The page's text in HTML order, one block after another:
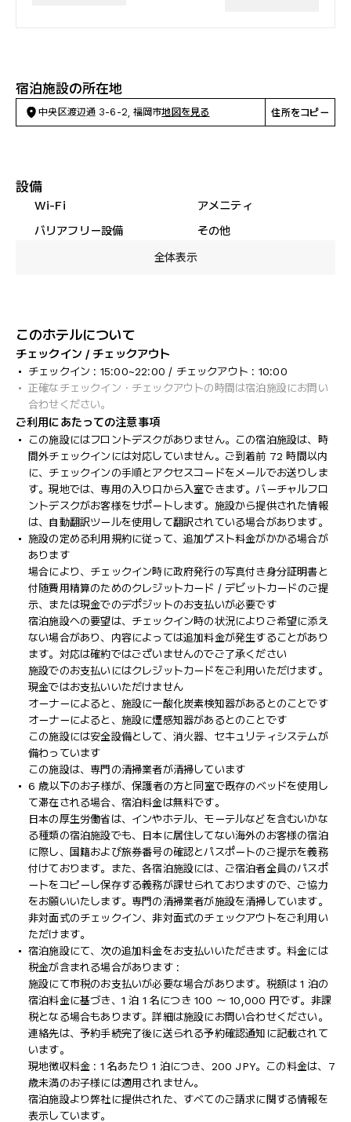
宿泊施設の所在地
中央区渡辺通 3-6-2, 福岡市地図を見る 住所をコピー
設備
Wi-Fi
アメニティ
バリアフリー設備
その他
全体表示
このホテルについて
チェックイン / チェックアウト
チェックイン : 15:00~22:00 / チェックアウト : 10:00
正確なチェックイン・チェックアウトの時間は宿泊施設にお問い
合わせください。
ご利用にあたっての注意事項
この施設にはフロントデスクがありません。この宿泊施設は、時
間外チェックインには対応していません。ご到着前 72 時間以内
に、チェックインの手順とアクセスコードをメールでお送りしま
す。現地では、専用の入り口から入室できます。バーチャルフロ
ントデスクがお客様をサポートします。施設から提供された情報
は、自動翻訳ツールを使用して翻訳されている場合があります。
施設の定める利用規約に従って、追加ゲスト料金がかかる場合が
あります
場合により、チェックイン時に政府発行の写真付き身分証明書と
付随費用精算のためのクレジットカード / デビットカードのご提
示、または現金でのデポジットのお支払いが必要です
宿泊施設への要望は、チェックイン時の状況によりご希望に添え
ない場合があり、内容によっては追加料金が発生することがあり
ます。対応は確約ではございませんのでご了承ください
施設でのお支払いにはクレジットカードをご利用いただけます。
現金ではお支払いいただけません
オーナーによると、施設に一酸化炭素検知器があるとのことです
オーナーによると、施設に煙感知器があるとのことです
この施設には安全設備として、消火器、セキュリティシステムが
備わっています
この施設は、専門の清掃業者が清掃しています
6 歳以下のお子様が、保護者の方と同室で既存のベッドを使用し
て滞在される場合、宿泊料金は無料です。
日本の厚生労働省は、インやホテル、モーテルなどを含むいかな
る種類の宿泊施設でも、日本に​居住してない海外のお客様の宿泊
に際し、国籍および旅券番号の確認とパスポートのご提示を義務
付け​ております。また、各宿泊施設には、ご宿泊者全員のパスポ
ートをコピーし保存する義務が課せられておりますの​で、ご協力
をお願いいたします。専門の清掃業者が施設を清掃しています。
非対面式のチェックイン、非対面式のチェックアウトをご利用い
ただけます。
宿泊施設にて、次の追加料金をお支払いいただきます。料金には
税金が含まれる場合があります :
施設にて市税のお支払いが必要な場合があります。税額は 1 泊の
宿泊料金に基づき、1 泊 1 名につき 100 ～ 10,000 円です。非課
税となる場合もあります。詳細は施設にお問い合わせください。
連絡先は、予約手続完了後に送られる予約確認通知に記載されて
います。
現地徴収料金 : 1 名あたり 1 泊につき、200 JPY。この料金は、7
歳未満のお子様には適用されません。
宿泊施設より弊社に提供された、すべてのご請求に関する情報を
表示しています。